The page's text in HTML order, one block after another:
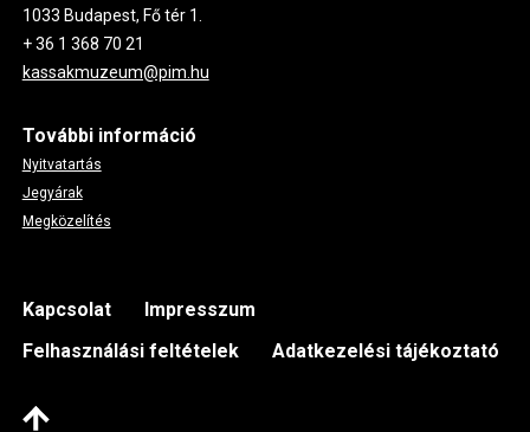
1033 Budapest, Fő tér 1.
+ 36 1 368 70 21
kassakmuzeum@pim.hu
További információ
Nyitvatartás
Jegyárak
Megközelítés
Footer
Kapcsolat
Impresszum
Felhasználási feltételek
Adatkezelési tájékoztató